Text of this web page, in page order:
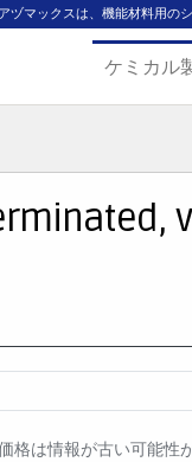
アヅマックスは、機能材料用の
ケミカル
格は情報が古い可能性